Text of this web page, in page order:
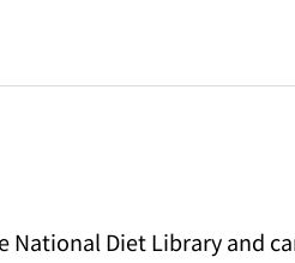
Diet Library and